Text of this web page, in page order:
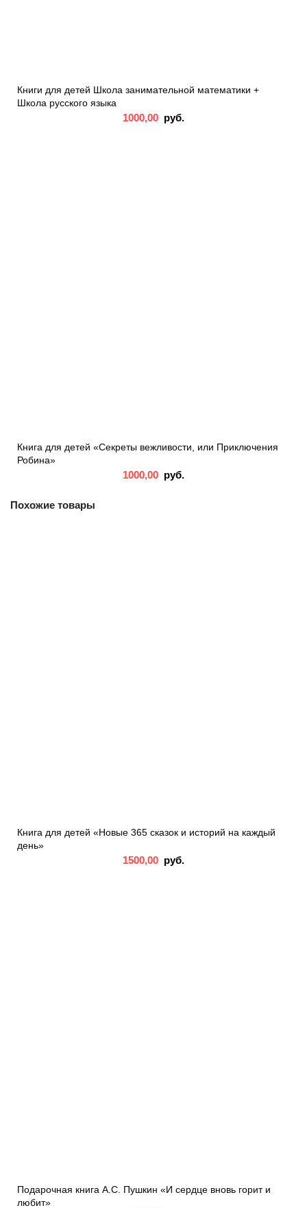
Книги для детей Школа занимательной математики +
Школа русского языка
1000,00 руб.
Книга для детей «Секреты вежливости, или Приключения
Робина»
1000,00 руб.
Похожие товары
Книга для детей «Новые 365 сказок и историй на каждый
день»
1500,00 руб.
Подарочная книга А.С. Пушкин «И сердце вновь горит и
любит»